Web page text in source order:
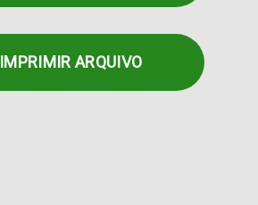
IMPRIMIR ARQUIVO